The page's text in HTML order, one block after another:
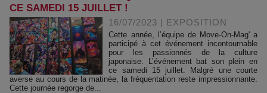
CE SAMEDI 15 JUILLET !
16/07/2023 | EXPOSITION
Cette année, l’équipe de Move-On-Mag' a
participé à cet événement incontournable
pour les passionnés de la culture
japonaise. L’événement bat son plein en
ce samedi 15 juillet. Malgré une courte
averse au cours de la matinée, la fréquentation reste impressionnante.
Cette journée regorge de...